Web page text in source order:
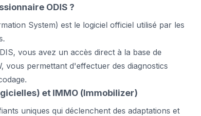
ODIS ?
System) est le logiciel officiel utilisé par les
vous avez un accès direct à la base de
vous permettant d'effectuer des diagnostics
et IMMO (Immobilizer)
uniques qui déclenchent des adaptations et